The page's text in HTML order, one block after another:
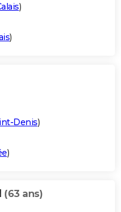
)
)
Denis)
)
(63 ans)